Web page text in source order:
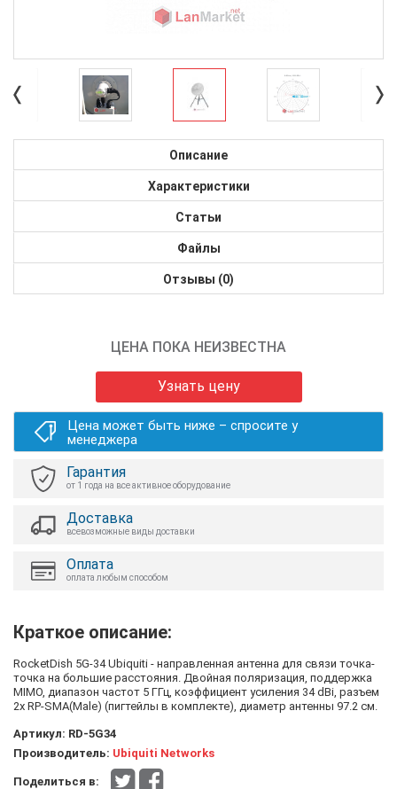
Описание
Характеристики
Статьи
Файлы
Отзывы (0)
ЦЕНА ПОКА НЕИЗВЕСТНА
Узнать цену
Цена может быть ниже – спросите у
менеджера
Гарантия
от 1 года на все активное оборудование
Доставка
всевозможные виды доставки
Оплата
оплата любым способом
Краткое описание:
RocketDish 5G-34 Ubiquiti - направленная антенна для связи точка-
точка на большие расстояния. Двойная поляризация, поддержка
MIMO, диапазон частот 5 ГГц, коэффициент усиления 34 dBi, разъем
2х RP-SMA(Male) (пигтейлы в комплекте), диаметр антенны 97.2 см.
Артикул: RD-5G34
Производитель: Ubiquiti Networks
Поделиться в: